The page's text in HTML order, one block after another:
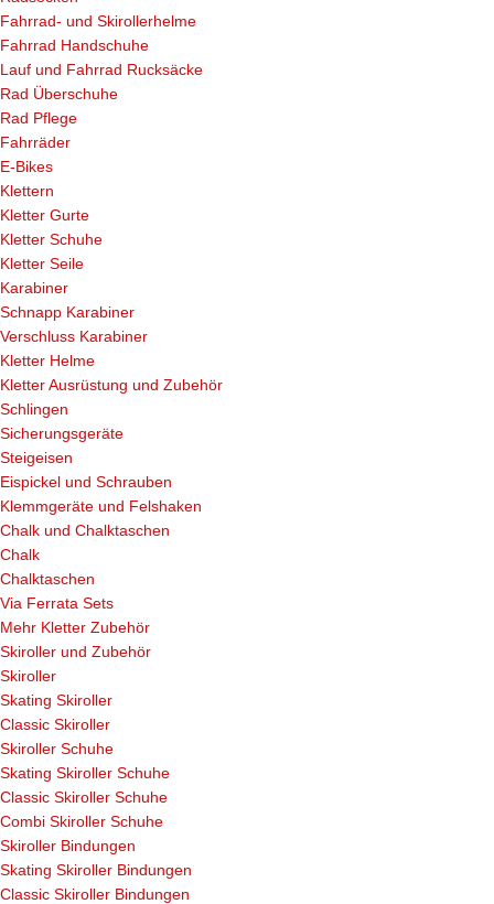
Fahrrad- und Skirollerhelme
Fahrrad Handschuhe
Lauf und Fahrrad Rucksäcke
Rad Überschuhe
Rad Pflege
Fahrräder
E-Bikes
Klettern
Kletter Gurte
Kletter Schuhe
Kletter Seile
Karabiner
Schnapp Karabiner
Verschluss Karabiner
Kletter Helme
Kletter Ausrüstung und Zubehör
Schlingen
Sicherungsgeräte
Steigeisen
Eispickel und Schrauben
Klemmgeräte und Felshaken
Chalk und Chalktaschen
Chalk
Chalktaschen
Via Ferrata Sets
Mehr Kletter Zubehör
Skiroller und Zubehör
Skiroller
Skating Skiroller
Classic Skiroller
Skiroller Schuhe
Skating Skiroller Schuhe
Classic Skiroller Schuhe
Combi Skiroller Schuhe
Skiroller Bindungen
Skating Skiroller Bindungen
Classic Skiroller Bindungen